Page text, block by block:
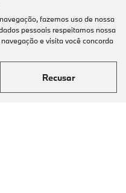
GASOLINA XDRIVE
2026
- Maringá
2025/2026
fazemos uso de nossa
pessoais respeitamos nossa
e visita você concorda
Recusar